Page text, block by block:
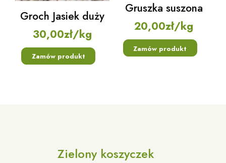
Groch Jasiek duży
30,00zł/kg
Zamów produkt
Gruszka suszona
20,00zł/kg
Zamów produkt
Zielony koszyczek